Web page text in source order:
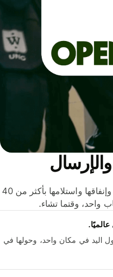
وفّر المال عند إرسال الأموال وإنفاقها واستلامها بأكثر من 40
وقتما تشاء.
في مكان واحد، وحولها في